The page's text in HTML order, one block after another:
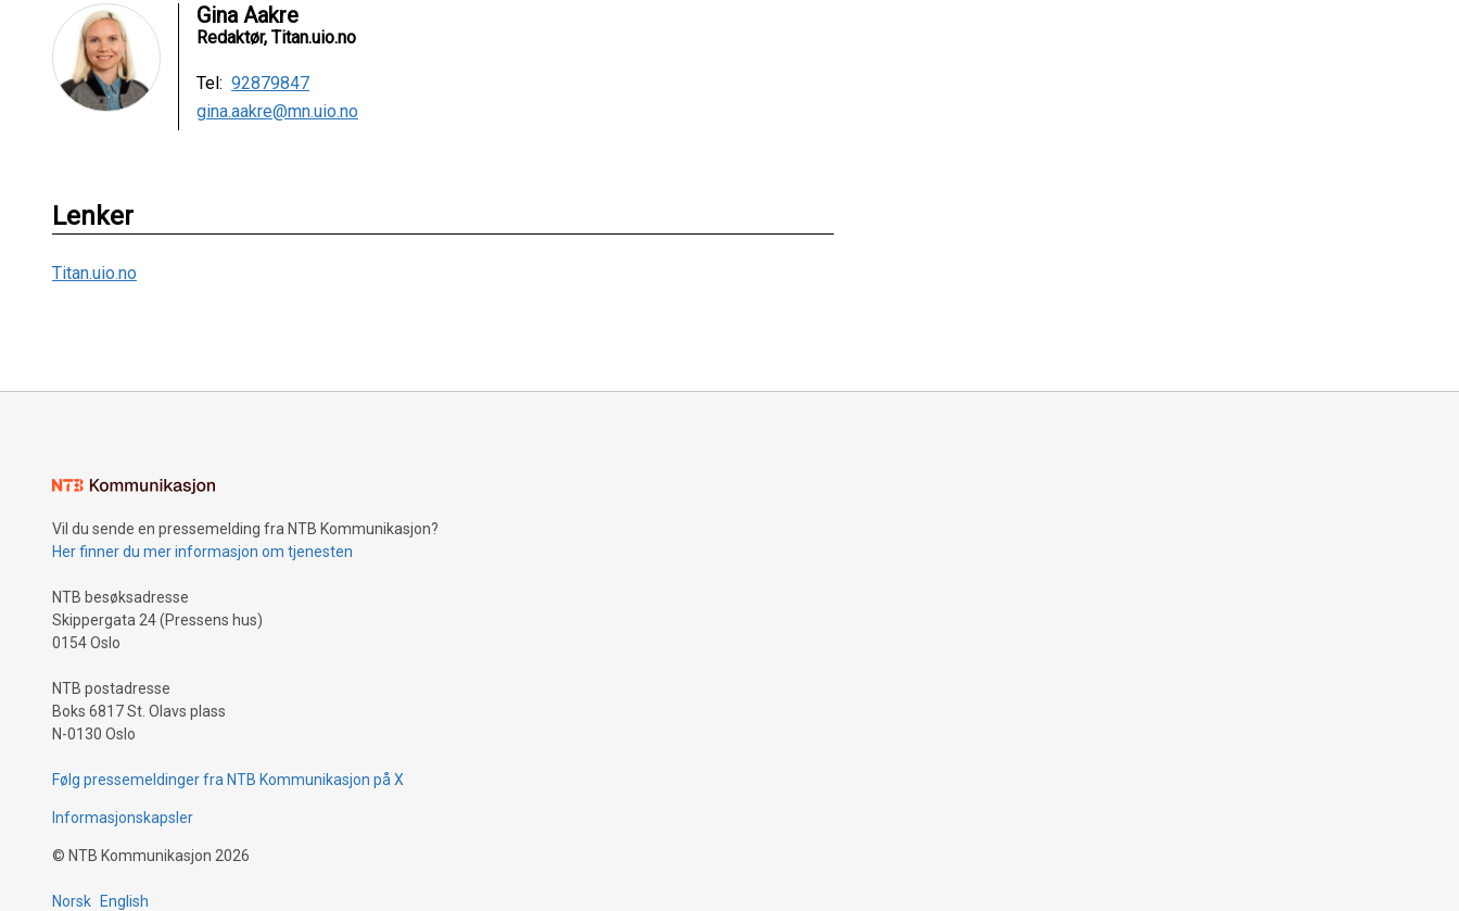
Gina Aakre
Redaktør, Titan.uio.no
Tel: 92879847
gina.aakre@mn.uio.no
Lenker
Titan.uio.no
Vil du sende en pressemelding fra NTB Kommunikasjon?
Her finner du mer informasjon om tjenesten
NTB besøksadresse
Skippergata 24 (Pressens hus)
0154 Oslo
NTB postadresse
Boks 6817 St. Olavs plass
N-0130 Oslo
Følg pressemeldinger fra NTB Kommunikasjon på X
Informasjonskapsler
© NTB Kommunikasjon 2026
Norsk English